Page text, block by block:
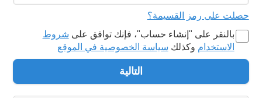
حصلت على رمز القسيمة؟
بالنقر على "‏إنشاء حساب‏"، فإنك توافق على شروط
الاستخدام وكذلك سياسة الخصوصية في الموقع
التالية